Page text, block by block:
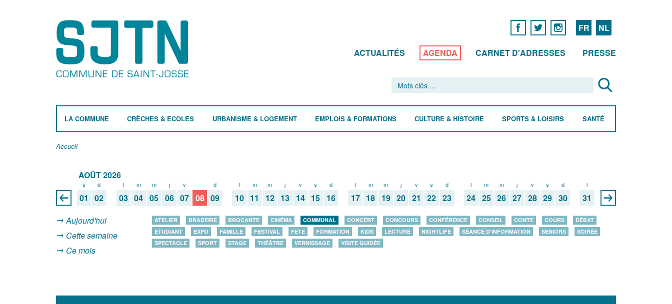
FR NL
ACTUALITÉS AGENDA CARNET D'ADRESSES PRESSE
LA COMMUNE CRÈCHES & ECOLES URBANISME & LOGEMENT EMPLOIS & FORMATIONS CULTURE & HISTOIRE SPORTS & LOISIRS SANTÉ
Accueil
AOÛT 2026
s
01
d
02
l
03
m
04
m
05
j
06
v
07 08
d
09
l
10
m
11
m
12
j
13
v
14
s
15
d
16
l
17
m
18
m
19
j
20
v
21
s
22
d
23
l
24
m
25
m
26
j
27
v
28
s
29
d
30
l
31
Aujourd'hui
Cette semaine
Ce mois
ATELIER BRADERIE BROCANTE CINÉMA COMMUNAL CONCERT CONCOURS CONFÉRENCE CONSEIL CONTE COURS
DÉBAT
ETUDIANT
EXPO FAMILLE FESTIVAL FÊTE FORMATION KIDS LECTURE NIGHTLIFE SÉANCE D'INFORMATION SENIORS
SOIRÉE
SPECTACLE
SPORT STAGE THÉÂTRE VERNISSAGE VISITE GUIDÉE